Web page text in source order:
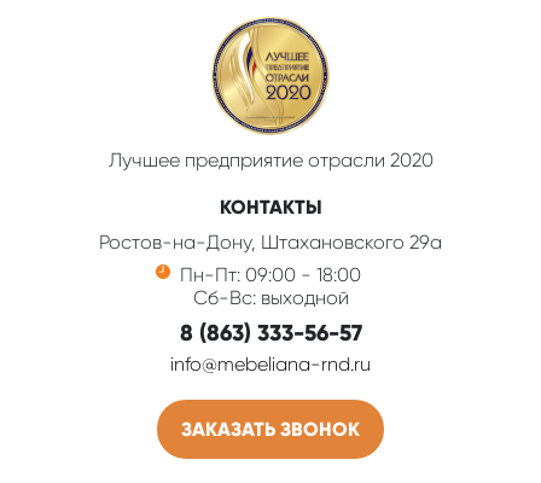
Лучшее предприятие отрасли 2020
КОНТАКТЫ
Ростов-на-Дону, Штахановского 29а
Пн-Пт: 09:00 - 18:00
Сб-Вс: выходной
8 (863) 333-56-57
info@mebeliana-rnd.ru
ЗАКАЗАТЬ ЗВОНОК